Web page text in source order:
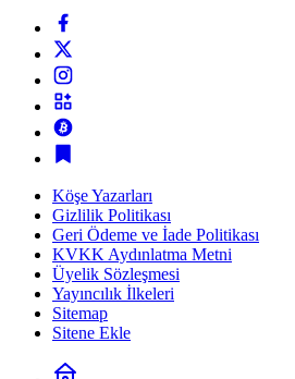
Köşe Yazarları
Gizlilik Politikası
Geri Ödeme ve İade Politikası
KVKK Aydınlatma Metni
Üyelik Sözleşmesi
Yayıncılık İlkeleri
Sitemap
Sitene Ekle